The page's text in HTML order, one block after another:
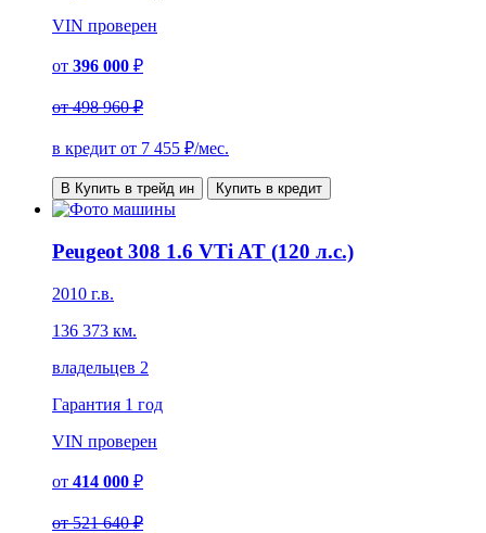
VIN проверен
от 396 000 ₽
от498 960 ₽
в кредит от 7 455 ₽/мес.
В Купить в трейд ин Купить в кредит
Peugeot 308 1.6 VTi AT (120 л.с.)
2010 г.в.
136 373 км.
владельцев 2
Гарантия 1 год
VIN проверен
от 414 000 ₽
от521 640 ₽